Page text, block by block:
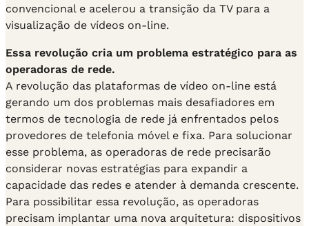
convencional e acelerou a transição da TV para a
visualização de vídeos on-line.
Essa revolução cria um problema estratégico para as
operadoras de rede.
A revolução das plataformas de vídeo on-line está
gerando um dos problemas mais desafiadores em
termos de tecnologia de rede já enfrentados pelos
provedores de telefonia móvel e fixa. Para solucionar
esse problema, as operadoras de rede precisarão
considerar novas estratégias para expandir a
capacidade das redes e atender à demanda crescente.
Para possibilitar essa revolução, as operadoras
precisam implantar uma nova arquitetura: dispositivos